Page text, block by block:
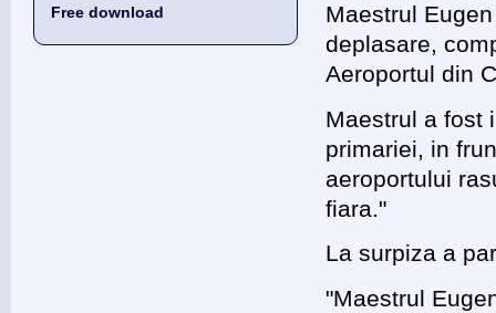
Free download
Maestrul
deplasare,
Aeroportul din
Maestrul a fost
primariei, in
aeroportului
fiara."
La surpiza a
"Maestrul